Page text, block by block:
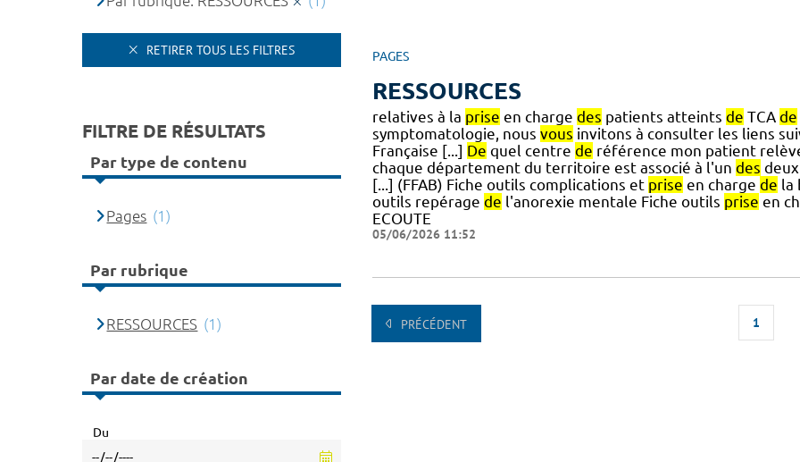
PAGES
RESSOURCES
relatives à la prise en charge des patients atteints de TCA de
symptomatologie, nous vous invitons à consulter les liens
Française [...] De quel centre de référence mon patient
chaque département du territoire est associé à l'un des
[...] (FFAB) Fiche outils complications et prise en charge de la
outils repérage de l'anorexie mentale Fiche outils prise en
ECOUTE
05/06/2026 11:52
PRÉCÉDENT 1
RETIRER TOUS LES FILTRES
FILTRE DE RÉSULTATS
Par type de contenu
Pages (1)
Par rubrique
RESSOURCES (1)
Par date de création
Du